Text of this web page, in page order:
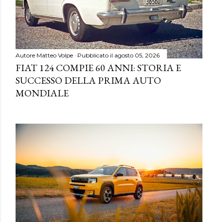
Autore Matteo Volpe Pubblicato il agosto 05, 2026
FIAT 124 COMPIE 60 ANNI: STORIA E
SUCCESSO DELLA PRIMA AUTO
MONDIALE